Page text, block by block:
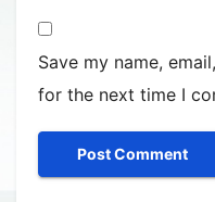
Save my name,
for the next time I